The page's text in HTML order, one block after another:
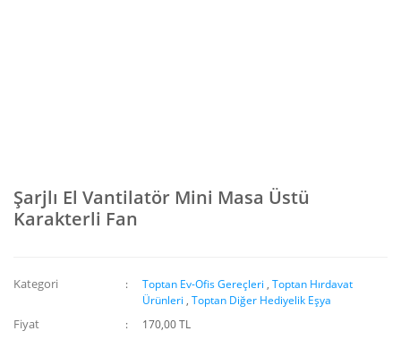
Şarjlı El Vantilatör Mini Masa Üstü
Karakterli Fan
Kategori Toptan Ev-Ofis Gereçleri ,Toptan Hırdavat
Ürünleri ,Toptan Diğer Hediyelik Eşya
Fiyat 170,00 TL